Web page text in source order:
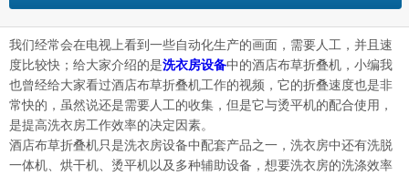
我们经常会在电视上看到一些自动化生产的画面，需要人工，并且速
度比较快；给大家介绍的是洗衣房设备中的酒店布草折叠机，小编我
也曾经给大家看过酒店布草折叠机工作的视频，它的折叠速度也是非
常快的，虽然说还是需要人工的收集，但是它与烫平机的配合使用，
是提高洗衣房工作效率的决定因素。
酒店布草折叠机只是洗衣房设备中配套产品之一，洗衣房中还有洗脱
一体机、烘干机、烫平机以及多种辅助设备，想要洗衣房的洗涤效率